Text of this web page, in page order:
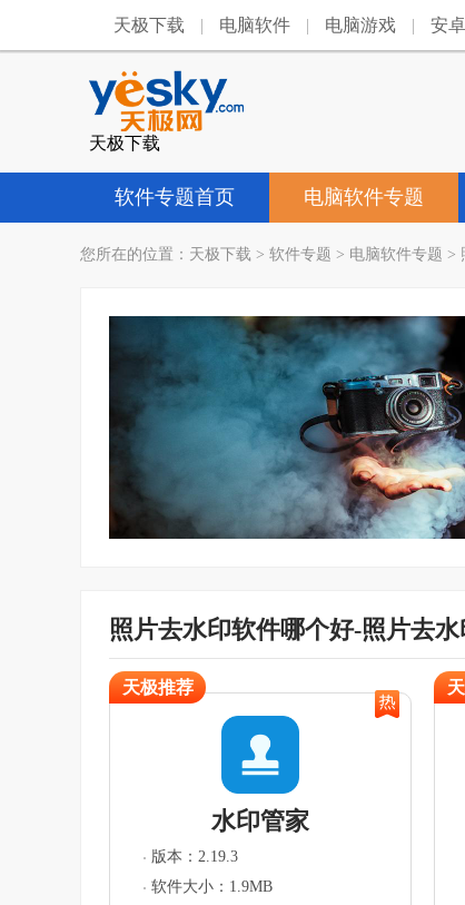
天极下载 | 电脑软件 | 电脑游戏 | 安
天极下载
软件专题首页 电脑软件专题
您所在的位置： 天极下载 > 软件专题 > 电脑软件专题 >
照片去水印软件哪个好-照片去
水印管家
版本：2.19.3
软件大小：1.9MB
天极推荐